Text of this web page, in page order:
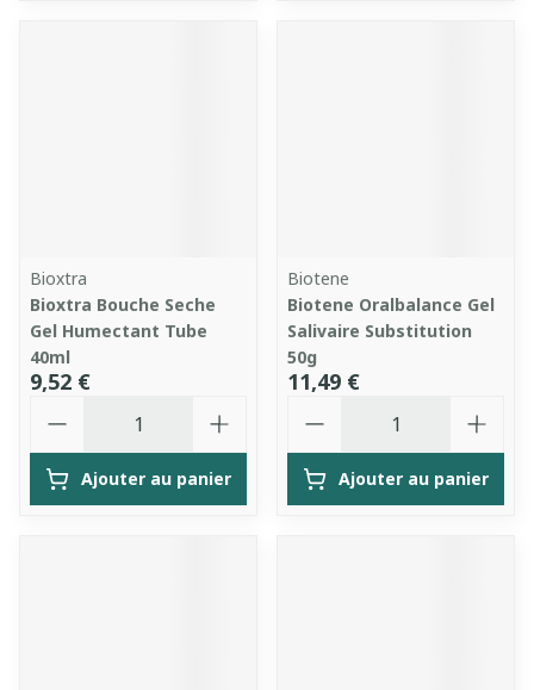
Bioxtra
Bioxtra Bouche Seche
Gel Humectant Tube
40ml
9,52 €
Ajouter au panier
Biotene
Biotene Oralbalance Gel
Salivaire Substitution
50g
11,49 €
Ajouter au panier